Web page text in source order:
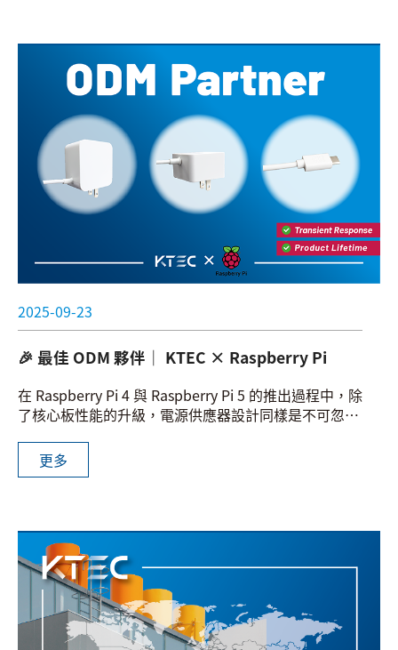
2025-09-23
🎉 最佳 ODM 夥伴｜ KTEC × Raspberry Pi
在 Raspberry Pi 4 與 Raspberry Pi 5 的推出過程中，除
了核心板性能的升級，電源供應器設計同樣是不可忽視
更多